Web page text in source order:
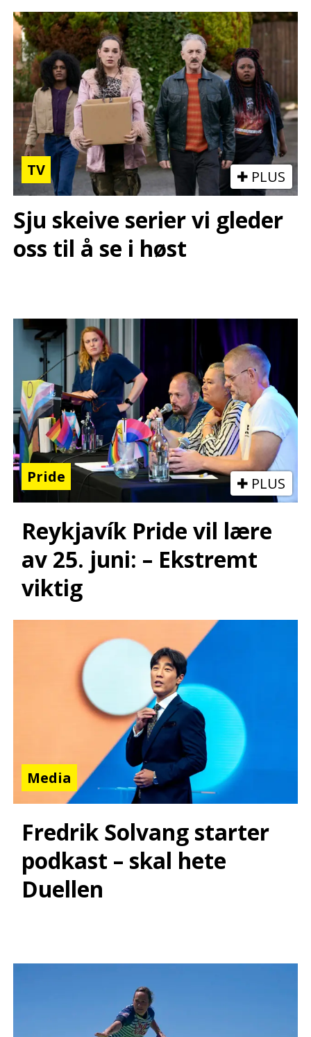
TV PLUS
Sju skeive serier vi gleder
oss til å se i høst
Pride PLUS
Reykjavík Pride vil lære
av 25. juni: – Ekstremt
viktig
Media
Fredrik Solvang starter
podkast – skal hete
Duellen